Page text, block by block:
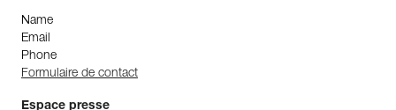
Name
Email
Phone
Formulaire de contact
Espace presse